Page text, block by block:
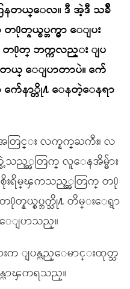
တယ္ေလ။ ဒီ အဲ့ဒီ သခ်ိဳ
နယ္စပ္ဘက္မွာ ေျပး
တ႐ုတ္ ဘက္ကလည္း ျပ
ယ္ ေျပာတာပဲ။ က်ေ
က်ေနာ္တို႔ ေနတဲ့ေနရာ
အတြင္း လက္နက္ႀကီး၊ လ
ခဲ့သည့္အတြက္ လူေနအိမ္မ်ား
စိုးရိမ္ၾကသည့္အတြက္ တ႐ု
တ္နယ္စပ္ဘက္သို႔ တိမ္းေရွာ
ျပာသည္။
က ျပန္လည္ေမာင္းထုတ္သ
လာၾကရသည္။